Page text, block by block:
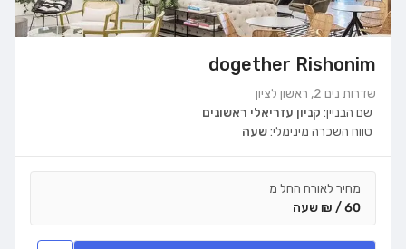
dogether Rishonim
שדרות נים 2, ראשון לציון
שם הבניין: קניון עזריאלי ראשונים
טווח השכרה מינימלי:שעה
מחיר לאורח החל מ
60 / ₪ שעה